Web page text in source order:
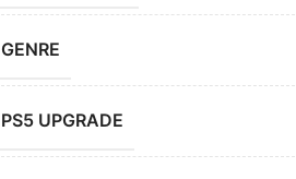
GENRE
PS5 UPGRADE